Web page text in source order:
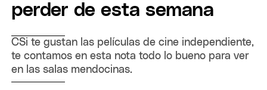
perder de esta semana
CSi te gustan las películas de cine independiente,
te contamos en esta nota todo lo bueno para ver
en las salas mendocinas.